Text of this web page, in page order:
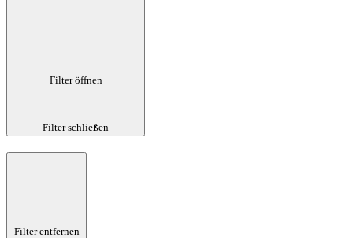
Filter öffnen
Filter schließen
Filter entfernen